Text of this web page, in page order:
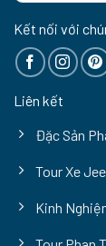
Kết nối với
Liên kết
Đặc Sản
Tour Xe
Kinh